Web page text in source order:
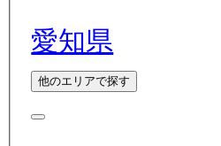
愛知県
他のエリアで探す